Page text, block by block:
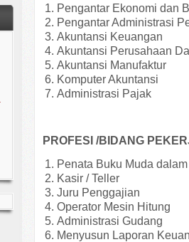
Pengantar Ekonomi dan
Pengantar Administrasi
Akuntansi Keuangan
Akuntansi Perusahaan
Akuntansi Manufaktur
Komputer Akuntansi
Administrasi Pajak
PROFESI /BIDANG
Penata Buku Muda
Kasir / Teller
Juru Penggajian
Operator Mesin Hitung
Administrasi Gudang
Menyusun Laporan